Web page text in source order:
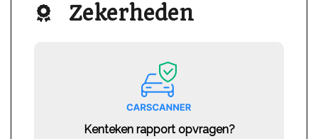
Zekerheden
Kenteken rapport opvragen?